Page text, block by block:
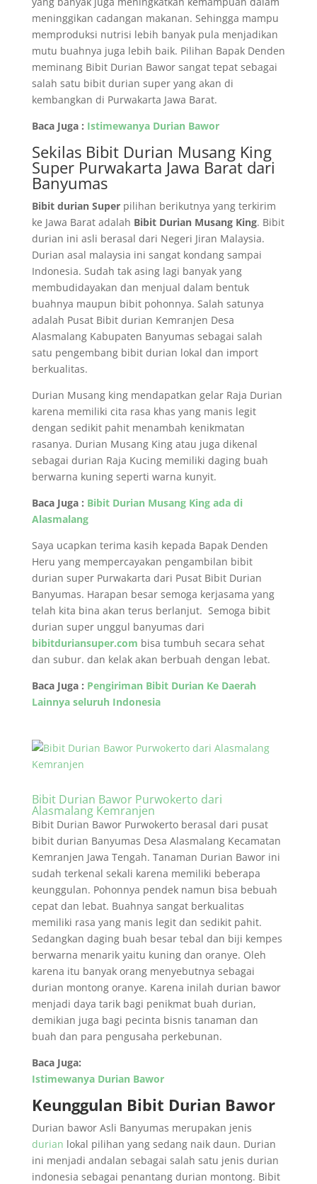
meninggikan cadangan makanan. Sehingga mampu
memproduksi nutrisi lebih banyak pula menjadikan
mutu buahnya juga lebih baik. Pilihan Bapak Denden
meminang Bibit Durian Bawor sangat tepat sebagai
salah satu bibit durian super yang akan di
kembangkan di Purwakarta Jawa Barat.
Baca Juga : Istimewanya Durian Bawor
Sekilas Bibit Durian Musang King
Super Purwakarta Jawa Barat dari
Banyumas
Bibit durian Superpilihan berikutnya yang terkirim
ke Jawa Barat adalah Bibit Durian Musang King. Bibit
durian ini asli berasal dari Negeri Jiran Malaysia.
Durian asal malaysia ini sangat kondang sampai
Indonesia. Sudah tak asing lagi banyak yang
membudidayakan dan menjual dalam bentuk
buahnya maupun bibit pohonnya. Salah satunya
adalah Pusat Bibit durian Kemranjen Desa
Alasmalang Kabupaten Banyumas sebagai salah
satu pengembang bibit durian lokal dan import
berkualitas.
Durian Musang king mendapatkan gelar Raja Durian
karena memiliki cita rasa khas yang manis legit
dengan sedikit pahit menambah kenikmatan
rasanya. Durian Musang King atau juga dikenal
sebagai durian Raja Kucing memiliki daging buah
berwarna kuning seperti warna kunyit.
Baca Juga : Bibit Durian Musang King ada di
Alasmalang
Saya ucapkan terima kasih kepada Bapak Denden
Heru yang mempercayakan pengambilan bibit
durian super Purwakarta dari Pusat Bibit Durian
Banyumas. Harapan besar semoga kerjasama yang
telah kita bina akan terus berlanjut. Semoga bibit
durian super unggul banyumas dari
bibitduriansuper.com bisa tumbuh secara sehat
dan subur. dan kelak akan berbuah dengan lebat.
Baca Juga : Pengiriman Bibit Durian Ke Daerah
Lainnya seluruh Indonesia
Bibit Durian Bawor Purwokerto dari
Alasmalang Kemranjen
Bibit Durian Bawor Purwokerto berasal dari pusat
bibit durian Banyumas Desa Alasmalang Kecamatan
Kemranjen Jawa Tengah. Tanaman Durian Bawor ini
sudah terkenal sekali karena memiliki beberapa
keunggulan. Pohonnya pendek namun bisa bebuah
cepat dan lebat. Buahnya sangat berkualitas
memiliki rasa yang manis legit dan sedikit pahit.
Sedangkan daging buah besar tebal dan biji kempes
berwarna menarik yaitu kuning dan oranye. Oleh
karena itu banyak orang menyebutnya sebagai
durian montong oranye. Karena inilah durian bawor
menjadi daya tarik bagi penikmat buah durian,
demikian juga bagi pecinta bisnis tanaman dan
buah dan para pengusaha perkebunan.
Baca Juga:
Istimewanya Durian Bawor
Keunggulan Bibit Durian Bawor
Durian bawor Asli Banyumas merupakan jenis
durian lokal pilihan yang sedang naik daun. Durian
ini menjadi andalan sebagai salah satu jenis durian
indonesia sebagai penantang durian montong. Bibit